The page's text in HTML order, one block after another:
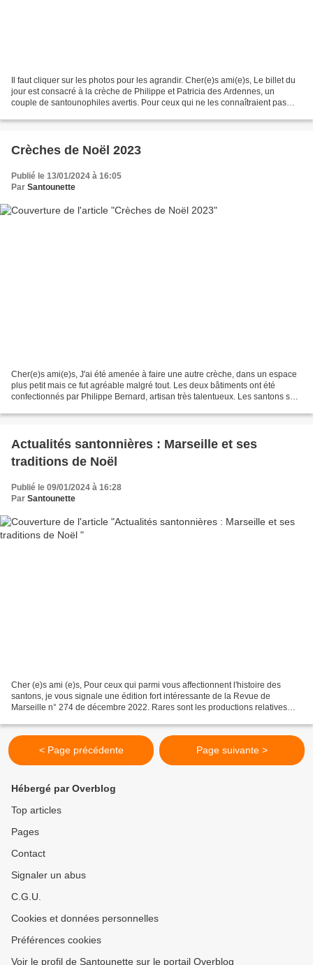
Il faut cliquer sur les photos pour les agrandir. Cher(e)s ami(e)s, Le billet du
jour est consacré à la crèche de Philippe et Patricia des Ardennes, un
couple de santounophiles avertis. Pour ceux qui ne les connaîtraient pas
Crèches de Noël 2023
Publié le 13/01/2024 à 16:05
Par Santounette
Cher(e)s ami(e)s, J'ai été amenée à faire une autre crèche, dans un espace
plus petit mais ce fut agréable malgré tout. Les deux bâtiments ont été
confectionnés par Philippe Bernard, artisan très talentueux. Les santons sont
Actualités santonnières : Marseille et ses
traditions de Noël
Publié le 09/01/2024 à 16:28
Par Santounette
Cher (e)s ami (e)s, Pour ceux qui parmi vous affectionnent l'histoire des
santons, je vous signale une édition fort intéressante de la Revue de
Marseille n° 274 de décembre 2022. Rares sont les productions relatives
< Page précédente Page suivante >
Hébergé par Overblog
Top articles
Pages
Contact
Signaler un abus
C.G.U.
Cookies et données personnelles
Préférences cookies
Voir le profil de Santounette sur le portail Overblog